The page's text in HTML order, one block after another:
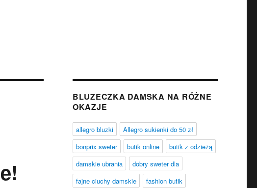
BLUZECZKA DAMSKA NA RÓŻNE
OKAZJE
allegro bluzki
Allegro sukienki do 50 zł
bonprix sweter
butik online
butik z odzieżą
damskie ubrania
dobry sweter dla
fajne ciuchy damskie
fashion butik